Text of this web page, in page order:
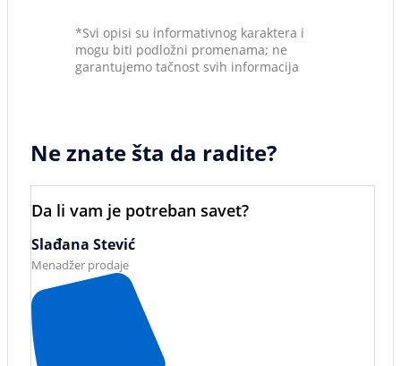
*Svi opisi su informativnog karaktera i
mogu biti podložni promenama; ne
garantujemo tačnost svih informacija
Ne znate šta da radite?
Da li vam je potreban savet?
Slađana Stević
Menadžer prodaje